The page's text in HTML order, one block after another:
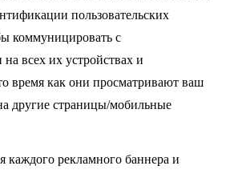
пользовательских
коммуницировать с
на всех их устройствах и
время как они просматривают ваш
другие страницы/мобильные
каждого рекламного баннера и